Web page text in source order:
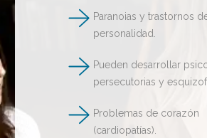
Paranoias y trastornos
personalidad.
Pueden desarrollar
persecutorias y
Problemas de corazón
(cardiopatías).